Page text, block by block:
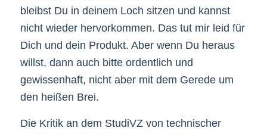
bleibst Du in deinem Loch sitzen und kannst
nicht wieder hervorkommen. Das tut mir leid für
Dich und dein Produkt. Aber wenn Du heraus
willst, dann auch bitte ordentlich und
gewissenhaft, nicht aber mit dem Gerede um
den heißen Brei.
Die Kritik an dem StudiVZ von technischer